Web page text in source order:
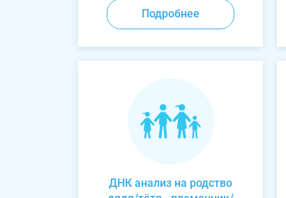
Подробнее
ДНК анализ на родство